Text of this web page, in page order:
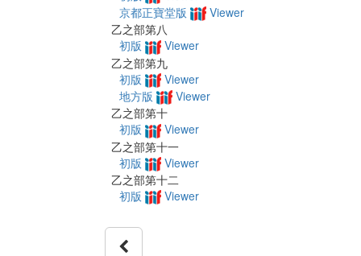
京都正寶堂版
Viewer
乙之部第八
初版
Viewer
乙之部第九
初版
Viewer
地方版
Viewer
乙之部第十
初版
Viewer
乙之部第十一
初版
Viewer
乙之部第十二
初版
Viewer